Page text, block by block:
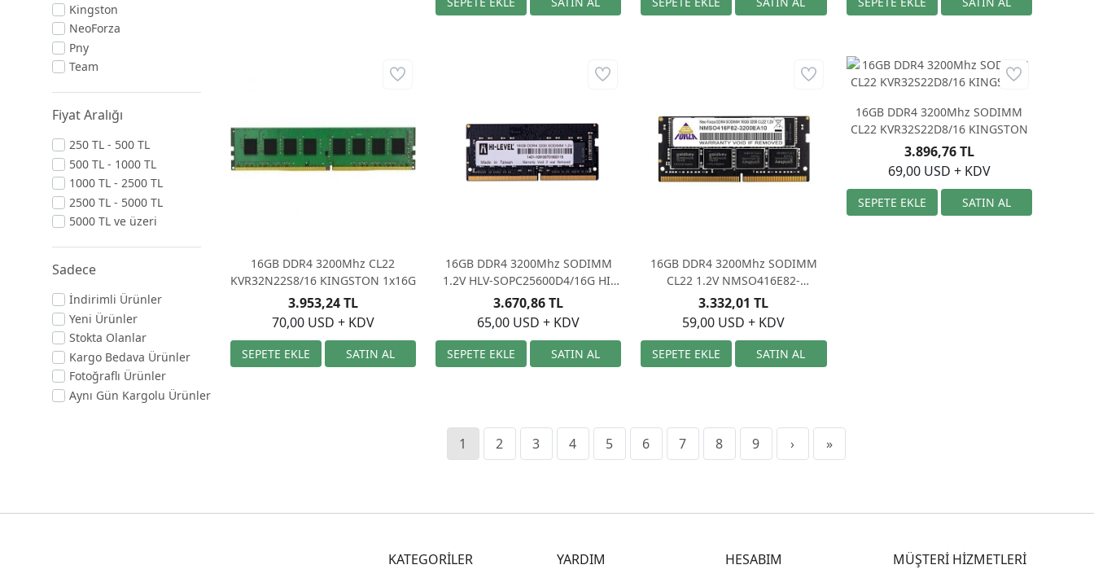
Kingston
NeoForza
Pny
Team
Fiyat Aralığı
250 TL - 500 TL
500 TL - 1000 TL
1000 TL - 2500 TL
2500 TL - 5000 TL
5000 TL ve üzeri
Sadece
İndirimli Ürünler
Yeni Ürünler
Stokta Olanlar
Kargo Bedava Ürünler
Fotoğraflı Ürünler
Aynı Gün Kargolu Ürünler
16GB DDR4 3200Mhz CL22
KVR32N22S8/16 KINGSTON 1x16G
70,00 USD + KDV
3.953,24 TL
16GB DDR4 3200Mhz SODIMM
1.2V HLV-SOPC25600D4/16G HI-
LEVEL
65,00 USD + KDV
3.670,86 TL
16GB DDR4 3200Mhz SODIMM
CL22 1.2V NMSO416E82-
3200EA10 NEOFORZA
59,00 USD + KDV
3.332,01 TL
16GB DDR4 3200Mhz SODIMM
CL22 KVR32S22D8/16 KINGSTON
69,00 USD + KDV
3.896,76 TL
1 2 3 4 5 6 7 8 9 › »
KATEGORİLER YARDIM HESABIM MÜŞTERİ HİZMETLERİ